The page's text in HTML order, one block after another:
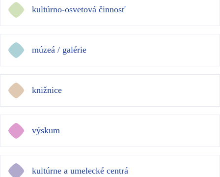
kultúrno-osvetová činnosť
múzeá / galérie
knižnice
výskum
kultúrne a umelecké centrá